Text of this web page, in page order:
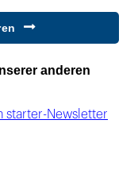
anderen
starter-Newsletter